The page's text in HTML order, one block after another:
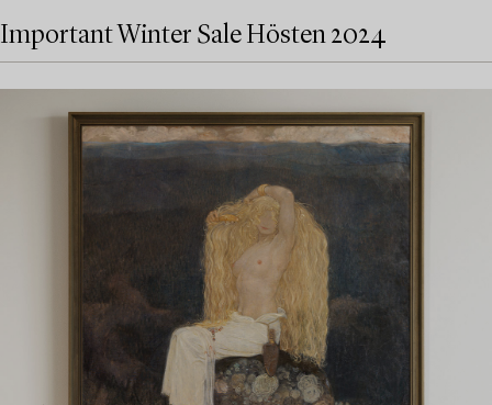
Important Winter Sale Hösten 2024